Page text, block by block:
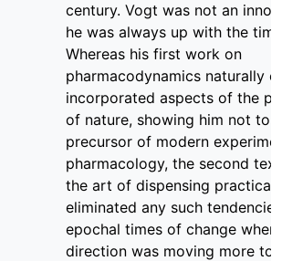
century. Vogt was not an
he was always up with the
Whereas his first work on
pharmacodynamics naturally
incorporated aspects of the
of nature, showing him not to
precursor of modern
pharmacology, the second
the art of dispensing
eliminated any such
epochal times of change when
direction was moving more